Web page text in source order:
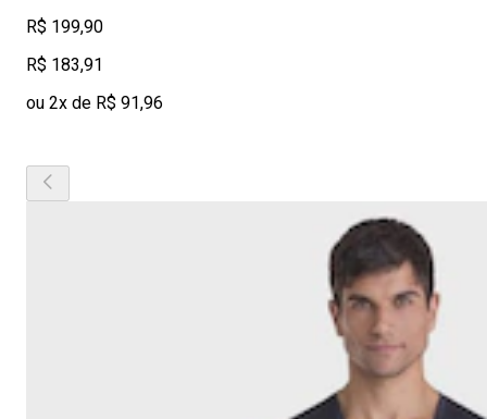
R$ 199,90
R$ 183,91
ou 2x de R$ 91,96